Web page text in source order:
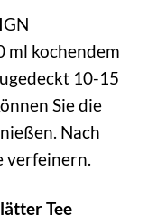
ml kochendem
10-15
Sie die
Nach
verfeinern.
Tee